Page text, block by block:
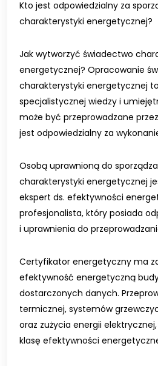
Kto jest odpowiedzialny za
charakterystyki energetycznej?
Jak wytworzyć świadectwo
energetycznej? Opracowanie
charakterystyki energetycznej
specjalistycznej wiedzy i
może być przeprowadzane
jest odpowiedzialny za
Osobą uprawnioną do
charakterystyki energetycznej
ekspert ds. efektywności
profesjonalista, który posiada
i uprawnienia do
Certyfikator energetyczny ma
efektywność energetyczną
dostarczonych danych.
termicznej, systemów
oraz zużycia energii
klasę efektywności